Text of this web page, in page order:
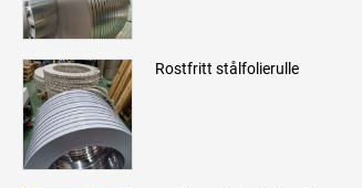
Rostfritt stålfolierulle